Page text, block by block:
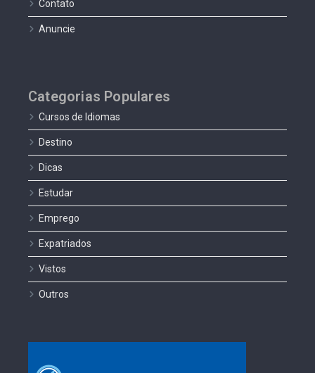
Contato
Anuncie
Categorias Populares
Cursos de Idiomas
Destino
Dicas
Estudar
Emprego
Expatriados
Vistos
Outros